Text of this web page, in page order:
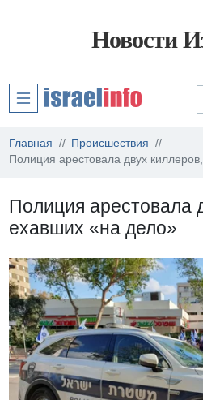
Новости
Главная
Происшествия
Полиция арестовала двух
Полиция арестовала
ехавших «на дело»